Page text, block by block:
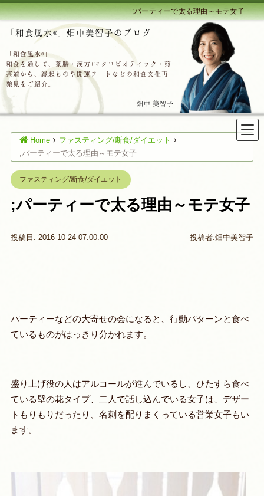
;パーティーで太る理由～モテ女子
「和食風水®」畑中美智子のブログ
「和食風水®」
和食を通して、薬膳・漢方+マクロビオティック・煎
茶道から、縁起ものや開運フードなどの和食文化再
発見をご紹介。
畑中 美智子
Home
ファスティング/断食/ダイエット
;パーティーで太る理由～モテ女子
ファスティング/断食/ダイエット
;パーティーで太る理由～モテ女子
投稿日: 2016-10-24 07:00:00 投稿者:畑中美智子
パーティーなどの大寄せの会になると、行動パターンと食べ
ているものがはっきり分かれます。
盛り上げ役の人はアルコールが進んでいるし、ひたすら食べ
ている壁の花タイプ、二人で話し込んでいる女子は、デザー
トもりもりだったり、名刺を配りまくっている営業女子もい
ます。